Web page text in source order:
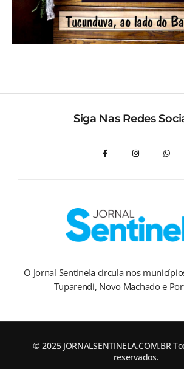
Siga Nas Redes
O Jornal Sentinela circula nos
Tuparendi, Novo Machado e
© 2025 JORNALSENTINELA.COM.BR
reservados.